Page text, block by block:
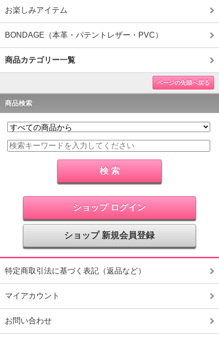
お楽しみアイテム
BONDAGE（本革・パテントレザー・PVC）
商品カテゴリー一覧
ページの先頭へ戻る
商品検索
ショップ ログイン
ショップ 新規会員登録
特定商取引法に基づく表記（返品など）
マイアカウント
お問い合わせ